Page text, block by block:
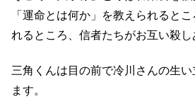
「運命とは何か」を教えられると
れるところ、信者たちがお互い殺し
三角くんは目の前で冷川さんの生
ます。